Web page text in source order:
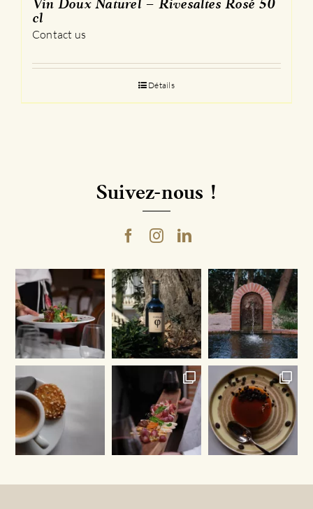
Vin Doux Naturel – Rivesaltes Rosé 50
cl
Contact us
Détails
Suivez-nous !